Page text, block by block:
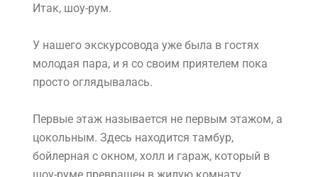
Итак, шоу-рум.
У нашего экскурсовода уже была в гостях
молодая пара, и я со своим приятелем пока
просто оглядывалась.
Первые этаж называется не первым этажом, а
цокольным. Здесь находится тамбур,
бойлерная с окном, холл и гараж, который в
шоу-руме превращен в жилую комнату.